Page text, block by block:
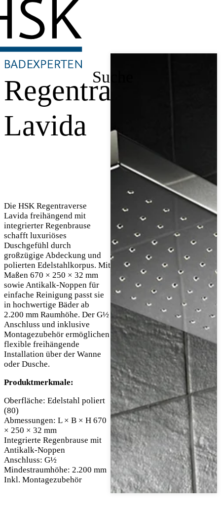
Suche
Regentraversen
Lavida
Die HSK Regentraverse
Lavida freihängend mit
integrierter Regenbrause
schafft luxuriöses
Duschgefühl durch
großzügige Abdeckung und
polierten Edelstahlkorpus. Mit
Maßen 670 × 250 × 32 mm
sowie Antikalk-Noppen für
einfache Reinigung passt sie
in hochwertige Bäder ab
2.200 mm Raumhöhe. Der G½
Anschluss und inklusive
Montagezubehör ermöglichen
flexible freihängende
Installation über der Wanne
oder Dusche.
Produktmerkmale:
Oberfläche: Edelstahl poliert
(80)
Abmessungen: L × B × H 670
× 250 × 32 mm
Integrierte Regenbrause mit
Antikalk-Noppen
Anschluss: G½
Mindestraumhöhe: 2.200 mm
Inkl. Montagezubehör